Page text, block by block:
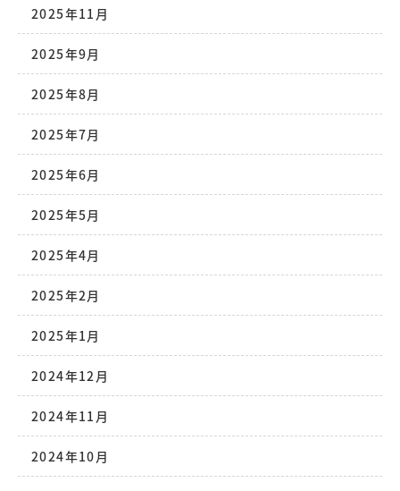
2025年11月
2025年9月
2025年8月
2025年7月
2025年6月
2025年5月
2025年4月
2025年2月
2025年1月
2024年12月
2024年11月
2024年10月